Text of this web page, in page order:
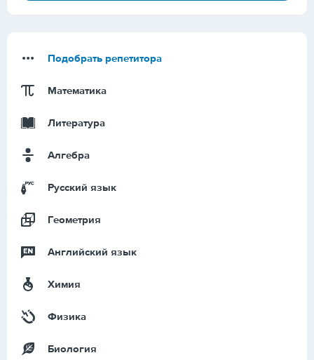
Подобрать репетитора
Математика
Литература
Алгебра
Русский язык
Геометрия
Английский язык
Химия
Физика
Биология